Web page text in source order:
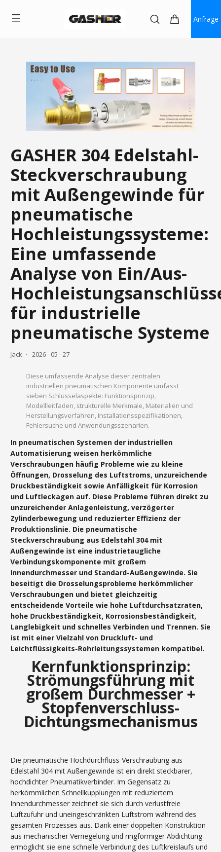
Anfrage
GASHER 304 Edelstahl-
Steckverschraubung
mit Außengewinde für
pneumatische
Hochleistungssysteme:
Eine umfassende
Analyse von Ein/Aus-
für industrielle
pneumatische Systeme
Jack 2026 - 05 - 27
Diese umfassende Analyse dieser zentralen
industriellen pneumatischen Komponente umfasst
sieben Schlüsselaspekte: Funktionsprinzip,
Modellleitfaden, strukturelle Merkmale, Materialien und
Herstellungsverfahren, Installationsspezifikationen,
Fehlersuche und Anwendungsszenarien.
In pneumatischen Systemen der industriellen
Automatisierung weisen herkömmliche
Verschraubungen häufig Probleme wie zu kleine
Öffnungen, Drosselung des Luftstroms, unzureichende
Druckbeständigkeit sowie Anfälligkeit für Korrosion
und Luftleckagen auf. Diese Probleme führen direkt zu
unzureichender Anlagenleistung, verzögerter
Zylinderbewegung und reduzierter Effizienz der
Produktionslinie. Die pneumatische
Steckverschraubung aus Edelstahl 304 mit
Außengewinde ist eine industrietaugliche
Verbindungskomponente mit großem
Innendurchmesser und Standard-Außengewinde. Sie
beseitigt die Drosselungsprobleme herkömmlicher
Verschraubungen und bietet gleichzeitig
entscheidende Vorteile wie hohe Luftdurchsatzraten,
hohe Druckbeständigkeit, Korrosionsbeständigkeit,
Langlebigkeit und schnelles Verbinden und Trennen. Sie
ist mit einer Vielzahl von Druckluft- und
Leichtflüssigkeits-Rohrleitungssystemen kompatibel.
Kernfunktionsprinzip:
Strömungsführung mit
großem Durchmesser +
Stopfenverschluss-
Dichtungsmechanismus
Die pneumatische Hochdurchfluss-Verschraubung aus
Edelstahl 304 mit Außengewinde ist ein direkt steckbarer,
hochdichter Pneumatikverbinder. Im Gegensatz zu
herkömmlichen Schnellkupplungen mit reduziertem
Innendurchmesser zeichnet sie sich durch verlustfreie
Luftzufuhr und uneingeschränkten Luftstrom während des
gesamten Prozesses aus. Dank einer doppelten Konstruktion
aus mechanischer Verriegelung und ringförmiger Abdichtung
ermöglicht sie eine schnelle Verbindung des Luftkreislaufs und